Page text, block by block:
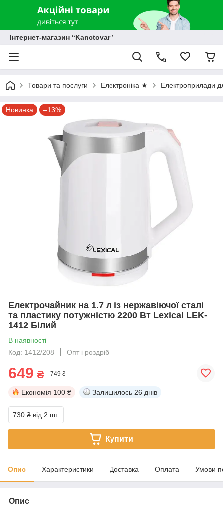
Інтернет-магазин “Kanctovar”
Товари та послуги Електроніка ★ Електроприлади
Новинка –13%
Електрочайник на 1.7 л із нержавіючої сталі
та пластику потужністю 2200 Вт Lexical LEK-
1412 Білий
В наявності
Код: 1412/208
Опт і роздріб
649 ₴ 749 ₴
Економія 100 ₴ Залишилось 26 днів
730 ₴ від 2 шт.
Купити
Опис Характеристики Доставка Оплата Умови
Опис